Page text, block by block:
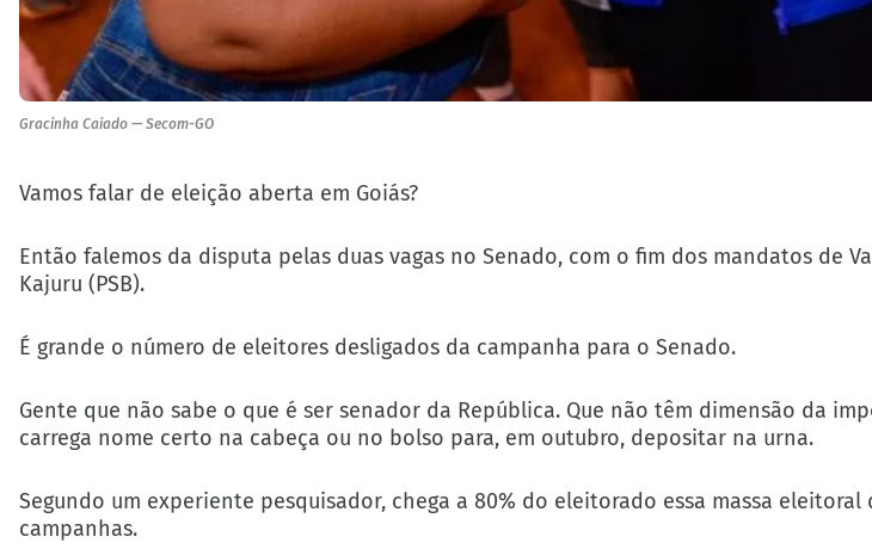
Gracinha Caiado — Secom-GO
Vamos falar de eleição aberta em Goiás?
Então falemos da disputa pelas duas vagas no Senado, com o fim dos mandatos de
Kajuru (PSB).
É grande o número de eleitores desligados da campanha para o Senado.
Gente que não sabe o que é ser senador da República. Que não têm dimensão da
carrega nome certo na cabeça ou no bolso para, em outubro, depositar na urna.
Segundo um experiente pesquisador, chega a 80% do eleitorado essa massa
campanhas.